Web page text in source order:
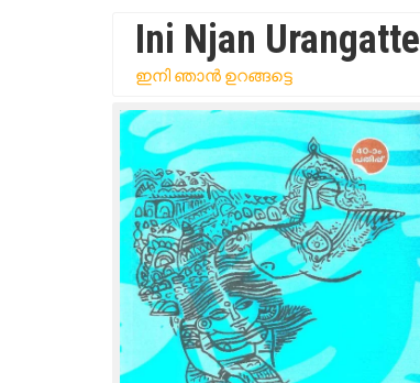
Ini Njan Urangatte
ഇനി ഞാൻ ഉറങ്ങട്ടെ